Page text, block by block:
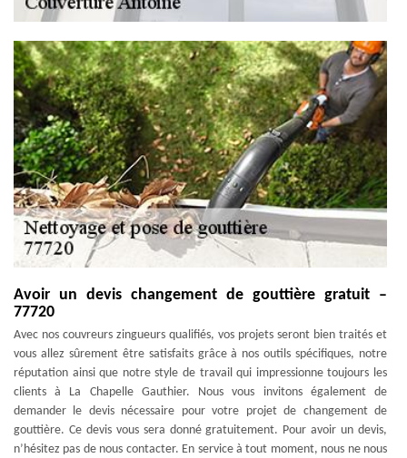
Avoir un devis changement de gouttière gratuit –
77720
Avec nos couvreurs zingueurs qualifiés, vos projets seront bien traités et
vous allez sûrement être satisfaits grâce à nos outils spécifiques, notre
réputation ainsi que notre style de travail qui impressionne toujours les
clients à La Chapelle Gauthier. Nous vous invitons également de
demander le devis nécessaire pour votre projet de changement de
gouttière. Ce devis vous sera donné gratuitement. Pour avoir un devis,
n’hésitez pas de nous contacter. En service à tout moment, nous ne nous